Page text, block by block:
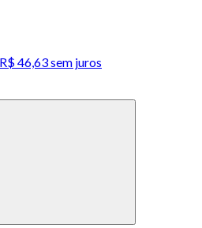
46,63 sem juros